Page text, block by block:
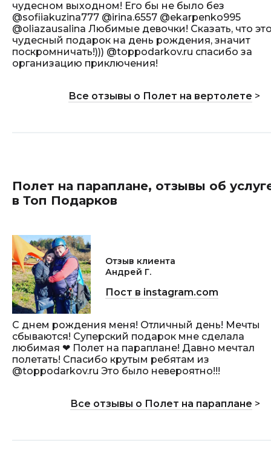
чудесном выходном! Его бы не было без
@sofiiakuzina777 @irina.6557 @ekarpenko995
@oliazausalina Любимые девочки! Сказать, что
чудесный подарок на день рождения, значит
поскромничать!))) @toppodarkov.ru спасибо за
организацию приключения!
Все отзывы о Полет на вертолете >
Полет на параплане, отзывы об
в Топ Подарков
Отзыв клиента
Андрей Г.
Пост в instagram.com
С днем рождения меня! Отличный день! Мечты
сбываются! Суперский подарок мне сделала
любимая ❤ Полет на параплане! Давно мечтал
полетать! Спасибо крутым ребятам из
@toppodarkov.ru Это было невероятно!!!
Все отзывы о Полет на параплане >